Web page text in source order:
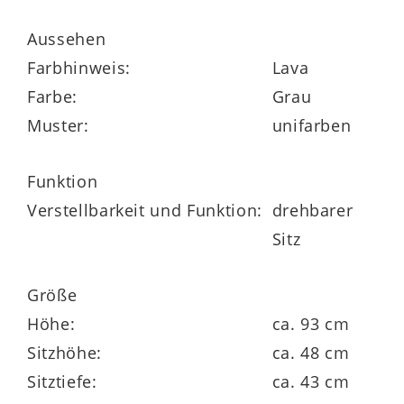
Einrichtung.
MitMaßen von ca. 62 x 93 x 62 cm
Armlehnhöhe von ca. 68 cm
Sitztiefe von ca. 43 cmbietet der Stuhl
optimale Ergonomie und ausreichend
Dinner oder im Alltag.
Aussehen
Farbhinweis:
Lava
Farbe:
Grau
Muster:
unifarben
Funktion
Verstellbarkeit und Funktion: drehbarer
Sitz
Größe
Höhe:
ca. 93 cm
Sitzhöhe:
ca. 48 cm
Sitztiefe:
ca. 43 cm